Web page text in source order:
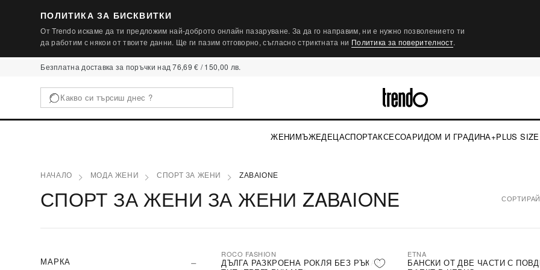
ПОЛИТИКА ЗА БИСКВИТКИ
От Trendo искаме да ти предложим най-доброто онлайн пазаруване. За да го направим, ни е нужно позволението ти
да работим с някои от твоите данни. Ще ги пазим отговорно, съгласно стриктната ни Политика за поверителност.
Безплатна доставка за поръчки над 76,69 € / 150,00 лв.
ЖЕНИМЪЖЕДЕЦАСПОРТАКСЕСОАРИДОМ И ГРАДИНА+PLUS SIZE
НАЧАЛО МОДА ЖЕНИ СПОРТ ЗА ЖЕНИ ZABAIONE
СПОРТ ЗА ЖЕНИ ЗА ЖЕНИ ZABAIONE
МАРКА -30%
ROCO FASHION
ДЪЛГА РАЗКРОЕНА РОКЛЯ БЕЗ РЪКАВ
ETNA
БАНСКИ ОТ ДВЕ ЧАСТИ С